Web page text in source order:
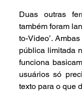
Duas outras
também foram
to-Video’.
pública limitada
funciona
usuários só
texto para o que